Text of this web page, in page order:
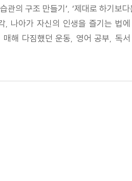
의 구조 만들기’, ‘제대로 하기보다
나아가 자신의 인생을 즐기는 법
해 다짐했던 운동, 영어 공부, 독